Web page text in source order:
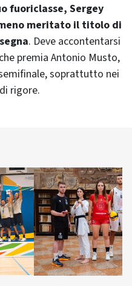
fuoriclasse, Sergey
meritato il titolo di
. Deve accontentarsi
premia Antonio Musto,
soprattutto nei
rigore.